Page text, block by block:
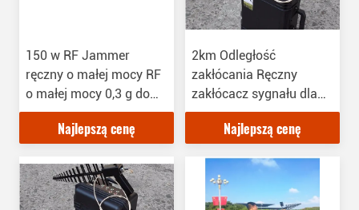
150 w RF Jammer
ręczny o małej mocy RF
o małej mocy 0,3 g do
5,8 g Częstotliwość
zagłuszania
Najlepszą cenę
2km Odległość
zakłócania Ręczny
zakłócacz sygnału dla
dronów, długa
żywotnośćNajlepszą cenę